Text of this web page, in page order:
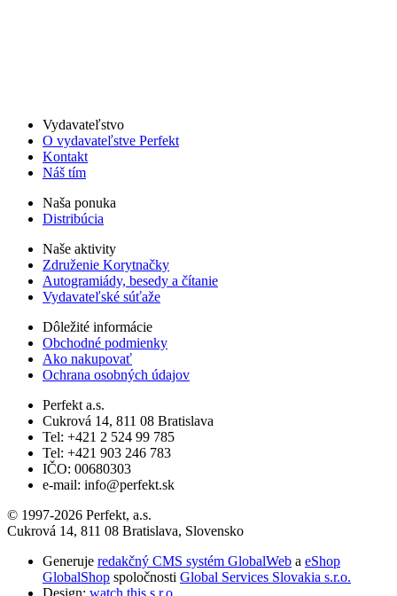
Vydavateľstvo
O vydavateľstve Perfekt
Kontakt
Náš tím
Naša ponuka
Distribúcia
Naše aktivity
Združenie Korytnačky
Autogramiády, besedy a čítanie
Vydavateľské súťaže
Dôležité informácie
Obchodné podmienky
Ako nakupovať
Ochrana osobných údajov
Perfekt a.s.
Cukrová 14, 811 08 Bratislava
Tel: +421 2 524 99 785
Tel: +421 903 246 783
IČO: 00680303
e-mail: info@perfekt.sk
© 1997-2026 Perfekt, a.s.
Cukrová 14, 811 08 Bratislava, Slovensko
Generuje redakčný CMS systém GlobalWeb a eShop
GlobalShop spoločnosti Global Services Slovakia s.r.o.